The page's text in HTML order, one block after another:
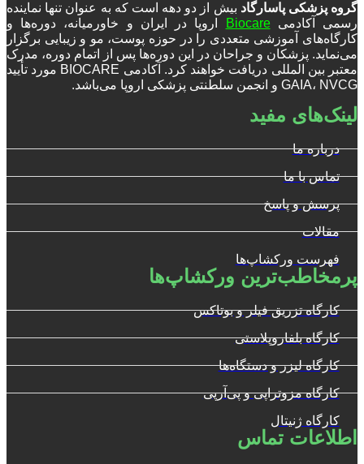
گروه پزشکی پاسارگاد بیش از دو دهه است که به عنوان تنها نماینده
رسمی آکادمیBiocare
اروپا در ایران و خاورمیانه، دوره‌ها و
کارگاه‌های آموزشی متعددی را در حوزه پوست، مو و زیبایی برگزار
می‌نماید. پزشکان و جراحان در این دوره‌ها پس از اتمام دوره، مدرک
معتبر بین المللی دریافت خواهند کرد. آکادمی BIOCARE مورد تأیید
GAIA، NVCG و انجمن سلطنتی پزشکی اروپا می‌باشد.
لینک‌های مفید
درباره ما
تماس با ما
پرسش و پاسخ
مقالات
فهرست ورکشاپ‌ها
پرمخاطب‌ترین ورکشاپ‌ها
کارگاه تزریق فیلر و بوتاکس
کارگاه بلفاروپلاستی
کارگاه لیزر و دستگاه‌ها
کارگاه مزوتراپی و پی‌آرپی
کارگاه ژنیتال
اطلاعات تماس